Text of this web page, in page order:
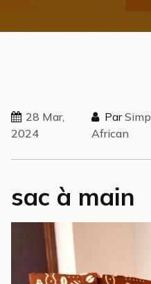
28 Mar,
2024
Par
African
sac à main